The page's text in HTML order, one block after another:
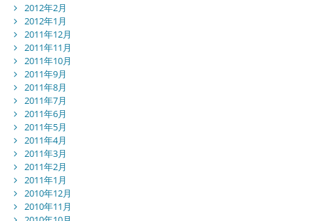
2012年2月
2012年1月
2011年12月
2011年11月
2011年10月
2011年9月
2011年8月
2011年7月
2011年6月
2011年5月
2011年4月
2011年3月
2011年2月
2011年1月
2010年12月
2010年11月